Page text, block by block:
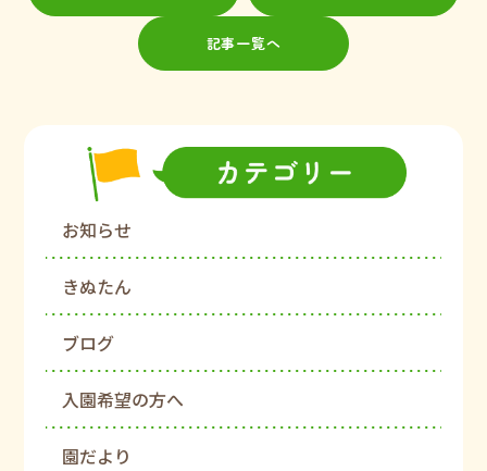
記事一覧へ
お知らせ
きぬたん
ブログ
入園希望の方へ
園だより